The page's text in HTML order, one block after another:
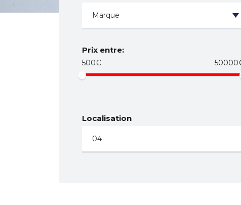
Prix entre:
500€
Localisation